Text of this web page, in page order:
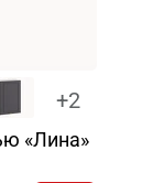
+2
«Лина»